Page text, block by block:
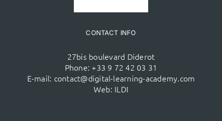
CONTACT INFO
27bis boulevard Diderot
Phone: +33 9 72 42 03 31
E-mail: contact@digital-learning-academy.com
Web: ILDI